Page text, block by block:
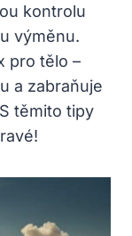
kontrolu
výměnu.
pro tělo –
a zabraňuje
těmito tipy